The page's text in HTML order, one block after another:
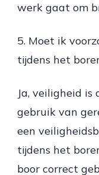
werk gaat om
5. Moet ik
tijdens het
Ja, veiligheid
gebruik van
een
tijdens het
boor correct